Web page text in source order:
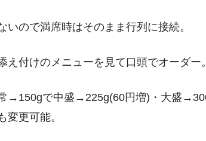
いので満席時はそのまま行列に接続。
え付けのメニューを見て口頭でオーダー。
→150gで中盛→225g(60円増)・大盛
変更可能。